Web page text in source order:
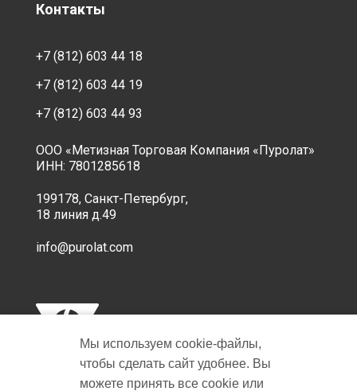
Контакты
+7 (812) 603 44 18
+7 (812) 603 44 19
+7 (812) 603 44 93
ООО «Метизная Торговая Компания «Пуролат»
ИНН: 7801285618
199178, Санкт-Петербург,
18 линия д.49
info@purolat.com
Мы используем cookie‑файлы,
чтобы сделать сайт удобнее. Вы
можете принять все cookie или